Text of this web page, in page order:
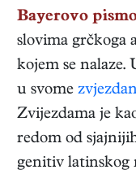
Bayerovo
slovima grčkoga
kojem se nalaze.
u svome
Zvijezdama je
redom od
genitiv latinskog